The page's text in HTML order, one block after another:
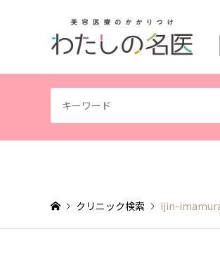
クリニック検索 ijin-